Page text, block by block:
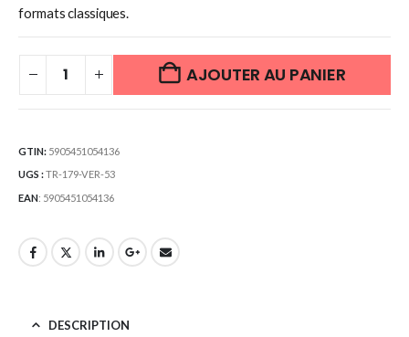
formats classiques.
AJOUTER AU PANIER
GTIN: 5905451054136
UGS :TR-179-VER-53
EAN: 5905451054136
DESCRIPTION